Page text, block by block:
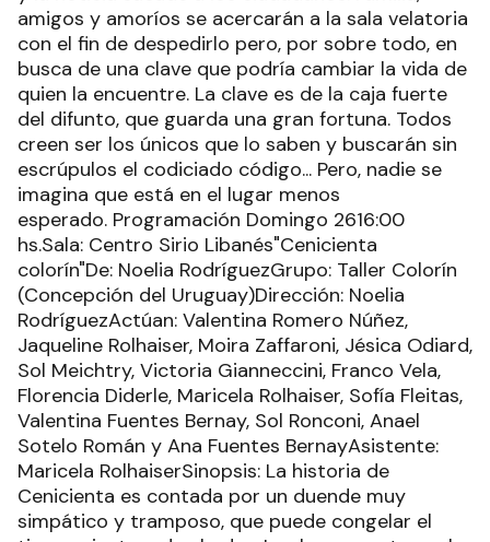
amigos y amoríos se acercarán a la sala velatoria
con el fin de despedirlo pero, por sobre todo, en
busca de una clave que podría cambiar la vida de
quien la encuentre. La clave es de la caja fuerte
del difunto, que guarda una gran fortuna. Todos
creen ser los únicos que lo saben y buscarán sin
escrúpulos el codiciado código... Pero, nadie se
imagina que está en el lugar menos
esperado. Programación Domingo 2616:00
hs.Sala: Centro Sirio Libanés"Cenicienta
colorín"De: Noelia RodríguezGrupo: Taller Colorín
(Concepción del Uruguay)Dirección: Noelia
RodríguezActúan: Valentina Romero Núñez,
Jaqueline Rolhaiser, Moira Zaffaroni, Jésica Odiard,
Sol Meichtry, Victoria Gianneccini, Franco Vela,
Florencia Diderle, Maricela Rolhaiser, Sofía Fleitas,
Valentina Fuentes Bernay, Sol Ronconi, Anael
Sotelo Román y Ana Fuentes BernayAsistente:
Maricela RolhaiserSinopsis: La historia de
Cenicienta es contada por un duende muy
simpático y tramposo, que puede congelar el